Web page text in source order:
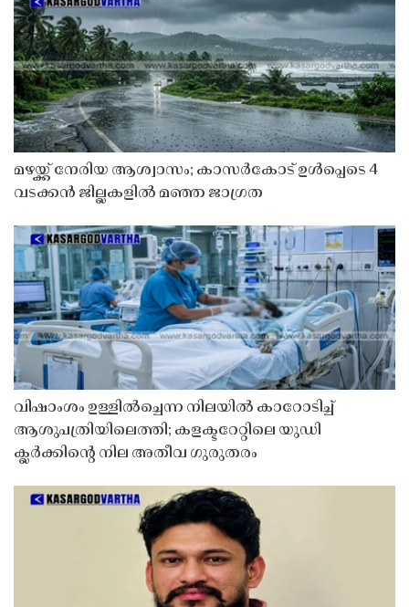
മഴയ്ക്ക് നേരിയ ആശ്വാസം; കാസർകോട് ഉൾപ്പെടെ 4
വടക്കൻ ജില്ലകളിൽ മഞ്ഞ ജാഗ്രത
വിഷാംശം ഉള്ളിൽച്ചെന്ന നിലയിൽ കാറോടിച്ച്
ആശുപത്രിയിലെത്തി; കളക്ടറേറ്റിലെ യുഡി
ക്ലർക്കിൻ്റെ നില അതീവ ഗുരുതരം